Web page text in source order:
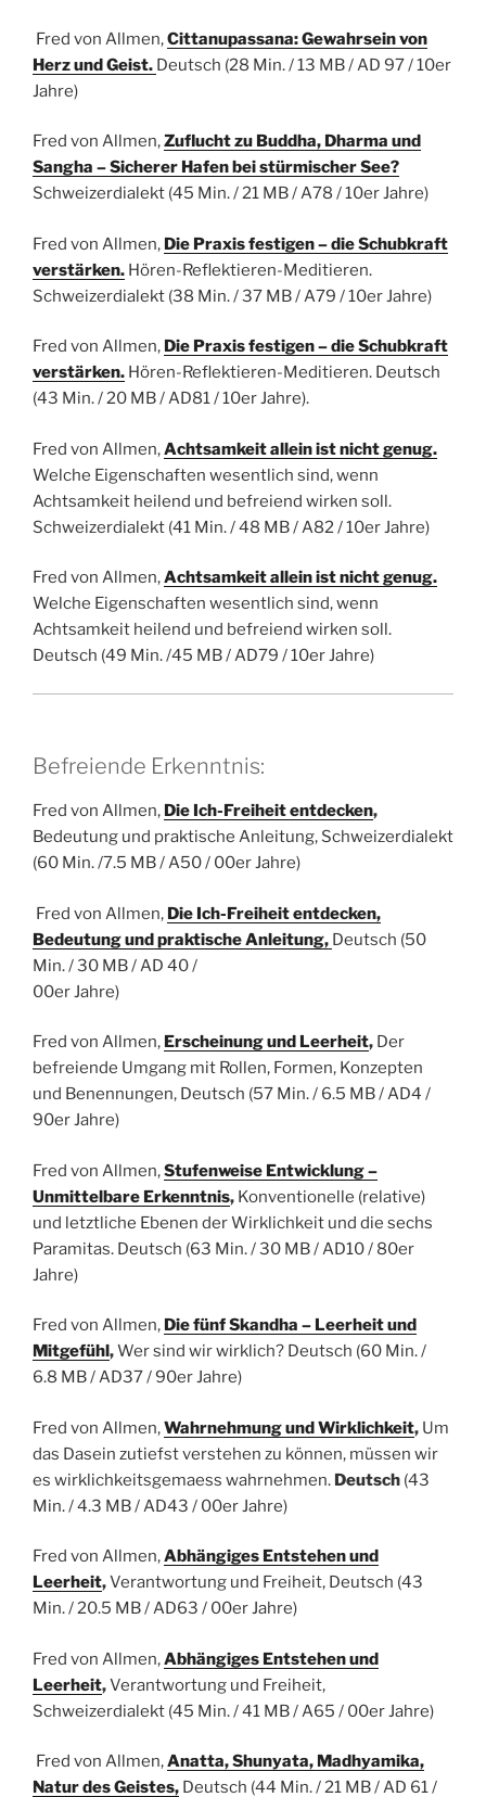
Fred von Allmen,Cittanupassana: Gewahrsein von
Herz und Geist. Deutsch (28 Min. / 13 MB / AD 97 / 10er
Jahre)
Fred von Allmen,Zuflucht zu Buddha, Dharma und
Sangha – Sicherer Hafen bei stürmischer See?
Schweizerdialekt (45 Min. / 21 MB / A78 / 10er Jahre)
Fred von Allmen, Die Praxis festigen – die Schubkraft
verstärken. Hören-Reflektieren-Meditieren.
Schweizerdialekt (38 Min. / 37 MB / A79 / 10er Jahre)
Fred von Allmen, Die Praxis festigen – die Schubkraft
verstärken. Hören-Reflektieren-Meditieren. Deutsch
(43 Min. / 20 MB / AD81 / 10er Jahre).
Fred von Allmen,Achtsamkeit allein ist nicht genug.
Welche Eigenschaften wesentlich sind, wenn
Achtsamkeit heilend und befreiend wirken soll.
Schweizerdialekt (41 Min. / 48 MB / A82 / 10er Jahre)
Fred von Allmen,Achtsamkeit allein ist nicht genug.
Welche Eigenschaften wesentlich sind, wenn
Achtsamkeit heilend und befreiend wirken soll.
Deutsch (49 Min. /45 MB / AD79 / 10er Jahre)
Befreiende Erkenntnis:
Fred von Allmen, Die Ich-Freiheit entdecken,
Bedeutung und praktische Anleitung, Schweizerdialekt
(60 Min. /7.5 MB / A50 / 00er Jahre)
Fred von Allmen, Die Ich-Freiheit entdecken,
Bedeutung und praktische Anleitung, Deutsch (50
Min. / 30 MB / AD 40 /
00er Jahre)
Fred von Allmen, Erscheinung und Leerheit, Der
befreiende Umgang mit Rollen, Formen, Konzepten
und Benennungen, Deutsch (57 Min. / 6.5 MB / AD4 /
90er Jahre)
Fred von Allmen,Stufenweise Entwicklung –
Unmittelbare Erkenntnis, Konventionelle (relative)
und letztliche Ebenen der Wirklichkeit und die sechs
Paramitas. Deutsch (63 Min. / 30 MB / AD10 / 80er
Jahre)
Fred von Allmen, Die fünf Skandha – Leerheit und
Mitgefühl ,Wer sind wir wirklich? Deutsch (60 Min. /
6.8 MB / AD37 / 90er Jahre)
Fred von Allmen,Wahrnehmung und Wirklichkeit, Um
das Dasein zutiefst verstehen zu können, müssen wir
es wirklichkeitsgemaess wahrnehmen. Deutsch (43
Min. / 4.3 MB / AD43 / 00er Jahre)
Fred von Allmen,Abhängiges Entstehen und
Leerheit,Verantwortung und Freiheit, Deutsch (43
Min. / 20.5 MB / AD63 / 00er Jahre)
Fred von Allmen,Abhängiges Entstehen und
Leerheit,Verantwortung und Freiheit,
Schweizerdialekt (45 Min. / 41 MB / A65 / 00er Jahre)
Fred von Allmen,Anatta, Shunyata, Madhyamika,
Natur des Geistes, Deutsch (44 Min. / 21 MB / AD 61 /